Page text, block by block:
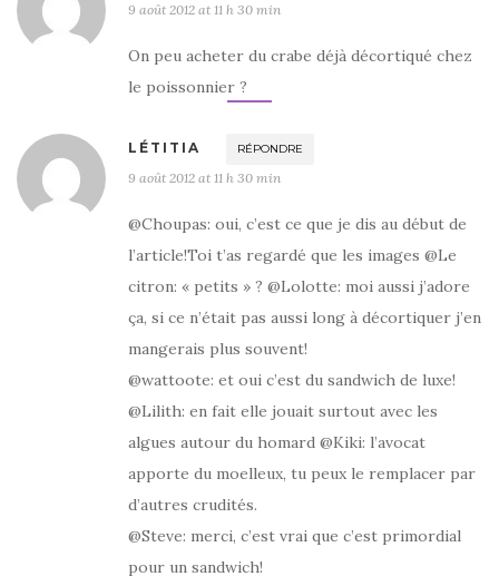
9 août 2012 at 11 h 30 min
On peu acheter du crabe déjà décortiqué chez
le poissonnier ?
LÉTITIA RÉPONDRE
9 août 2012 at 11 h 30 min
@Choupas: oui, c’est ce que je dis au début de
l’article!Toi t’as regardé que les images @Le
citron: « petits » ? @Lolotte: moi aussi j’adore
ça, si ce n’était pas aussi long à décortiquer j’en
mangerais plus souvent!
@wattoote: et oui c’est du sandwich de luxe!
@Lilith: en fait elle jouait surtout avec les
algues autour du homard @Kiki: l’avocat
apporte du moelleux, tu peux le remplacer par
d’autres crudités.
@Steve: merci, c’est vrai que c’est primordial
pour un sandwich!